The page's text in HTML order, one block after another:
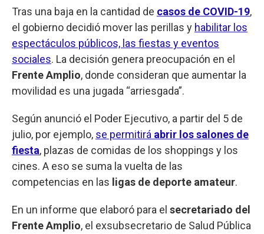
Tras una baja en la cantidad de casos de COVID-19,
el gobierno decidió mover las perillas y habilitar los
espectáculos públicos, las fiestas y eventos
sociales. La decisión genera preocupación en el
Frente Amplio, donde consideran que aumentar la
movilidad es una jugada “arriesgada”.
Según anunció el Poder Ejecutivo, a partir del 5 de
julio, por ejemplo, se permitirá abrir los salones de
fiesta, plazas de comidas de los shoppings y los
cines. A eso se suma la vuelta de las
competencias en las ligas de deporte amateur.
En un informe que elaboró para el secretariado del
Frente Amplio, el exsubsecretario de Salud Pública